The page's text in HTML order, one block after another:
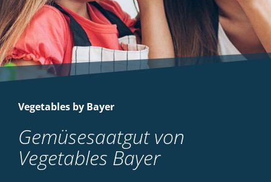
Vegetables by Bayer
Gemüsesaatgut von
Vegetables Bayer